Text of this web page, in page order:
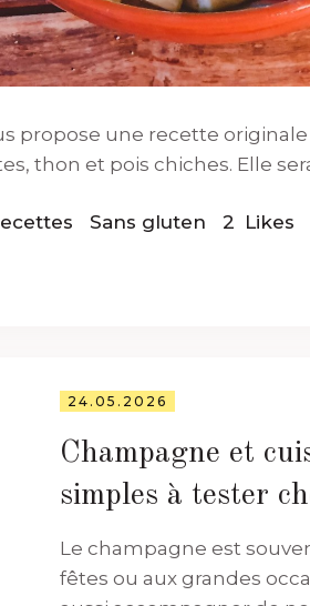
propose une recette
thon et pois chiches. Elle
Sans gluten 2 Likes
24.05.2026
Champagne et
simples à tester
Le champagne est
fêtes ou aux grandes